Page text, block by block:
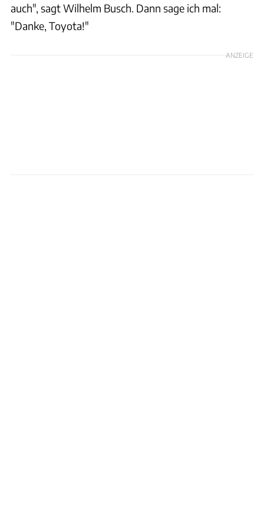
auch", sagt Wilhelm Busch. Dann sage ich mal:
"Danke, Toyota!"
ANZEIGE